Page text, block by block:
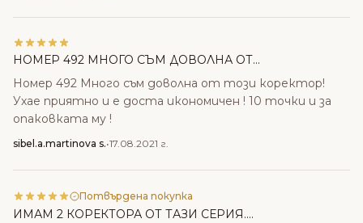
НОМЕР 492 МНОГО СЪМ ДОВОЛНА ОТ...
Номер 492 Много съм доволна от този коректор!
Ухае приятно и е доста икономичен ! 10 точки и за
опаковката му !
sibel.a.martinova s.•17.08.2021 г.
Потвърдена покупка
ИМАМ 2 КОРЕКТОРА ОТ ТАЗИ СЕРИЯ....